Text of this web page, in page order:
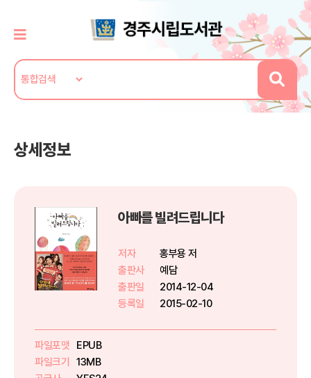
상세정보
아빠를 빌려드립니다
저자
홍부용 저
출판사
예담
출판일
2014-12-04
등록일
2015-02-10
파일포맷
EPUB
파일크기
13MB